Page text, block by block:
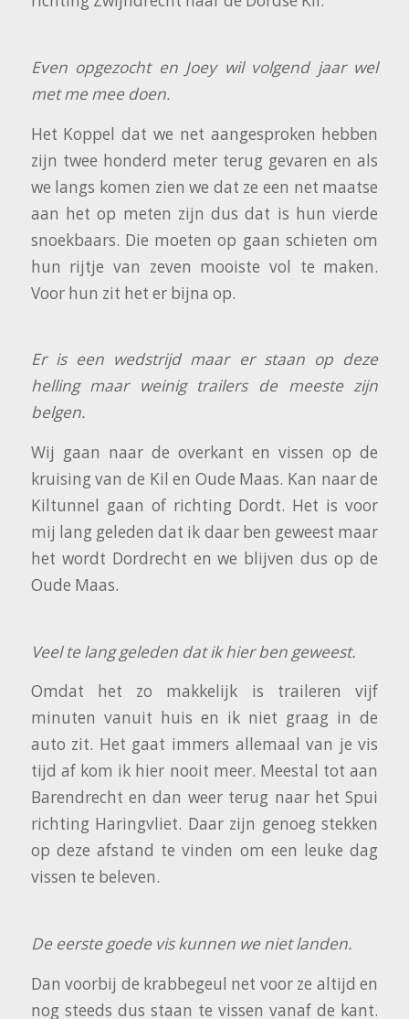
Even opgezocht en Joey wil volgend jaar wel
met me mee doen.
Het Koppel dat we net aangesproken hebben
zijn twee honderd meter terug gevaren en als
we langs komen zien we dat ze een net maatse
aan het op meten zijn dus dat is hun vierde
snoekbaars. Die moeten op gaan schieten om
hun rijtje van zeven mooiste vol te maken.
Voor hun zit het er bijna op.
Er is een wedstrijd maar er staan op deze
helling maar weinig trailers de meeste zijn
belgen.
Wij gaan naar de overkant en vissen op de
kruising van de Kil en Oude Maas. Kan naar de
Kiltunnel gaan of richting Dordt. Het is voor
mij lang geleden dat ik daar ben geweest maar
het wordt Dordrecht en we blijven dus op de
Oude Maas.
Veel te lang geleden dat ik hier ben geweest.
Omdat het zo makkelijk is traileren vijf
minuten vanuit huis en ik niet graag in de
auto zit. Het gaat immers allemaal van je vis
tijd af kom ik hier nooit meer. Meestal tot aan
Barendrecht en dan weer terug naar het Spui
richting Haringvliet. Daar zijn genoeg stekken
op deze afstand te vinden om een leuke dag
vissen te beleven.
De eerste goede vis kunnen we niet landen.
Dan voorbij de krabbegeul net voor ze altijd en
nog steeds dus staan te vissen vanaf de kant.